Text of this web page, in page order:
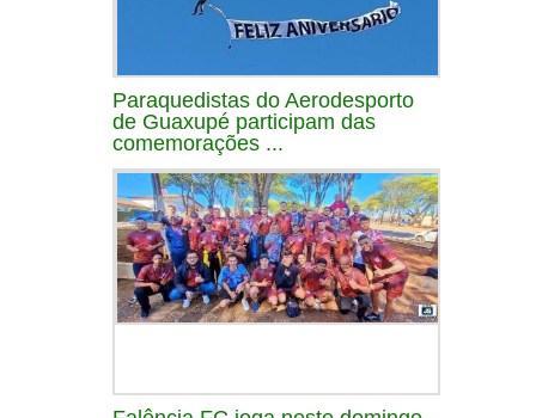
Paraquedistas do Aerodesporto
de Guaxupé participam das
comemorações ...